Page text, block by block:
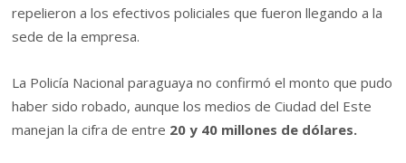
repelieron a los efectivos policiales que fueron llegando a la
sede de la empresa.
La Policía Nacional paraguaya no confirmó el monto que pudo
haber sido robado, aunque los medios de Ciudad del Este
manejan la cifra de entre 20 y 40 millones de dólares.